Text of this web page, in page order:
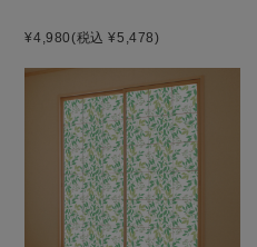
¥4,980(税込 ¥5,478)